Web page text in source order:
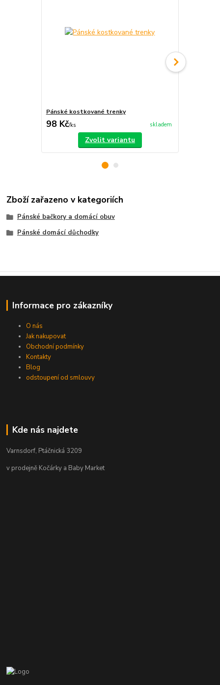
Pánské kostkované trenky
98 Kč/ks skladem
Zvolit variantu
Zboží zařazeno v kategoriích
Pánské bačkory a domácí obuv
Pánské domácí důchodky
Informace pro zákazníky
O nás
Jak nakupovat
Obchodní podmínky
Kontakty
Blog
odstoupení od smlouvy
Kde nás najdete
Varnsdorf, Ptáčnická 3209
v prodejně Kočárky a Baby Market